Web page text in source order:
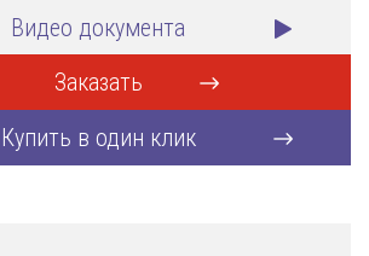
Видео документа
Заказать
Купить в один клик